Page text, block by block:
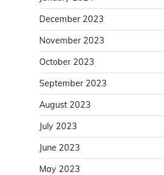
December 2023
November 2023
October 2023
September 2023
August 2023
July 2023
June 2023
May 2023